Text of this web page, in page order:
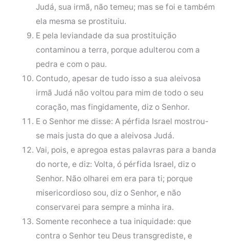
Judá, sua irmã, não temeu; mas se foi e também
ela mesma se prostituiu.
E pela leviandade da sua prostituição
contaminou a terra, porque adulterou com a
pedra e com o pau.
Contudo, apesar de tudo isso a sua aleivosa
irmã Judá não voltou para mim de todo o seu
coração, mas fingidamente, diz o Senhor.
E o Senhor me disse: A pérfida Israel mostrou-
se mais justa do que a aleivosa Judá.
Vai, pois, e apregoa estas palavras para a banda
do norte, e diz: Volta, ó pérfida Israel, diz o
Senhor. Não olharei em era para ti; porque
misericordioso sou, diz o Senhor, e não
conservarei para sempre a minha ira.
Somente reconhece a tua iniquidade: que
contra o Senhor teu Deus transgrediste, e